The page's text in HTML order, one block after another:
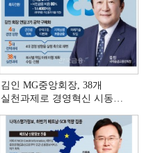
김인 MG중앙회장, 38개
실천과제로 경영혁신 시동